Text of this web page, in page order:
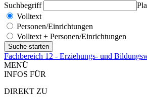
Suchbegriff
Volltext
Personen/Einrichtungen
Volltext + Personen/Einrichtungen
Fachbereich 12 - Erziehungs- und
MENÜ
INFOS FÜR
DIREKT ZU